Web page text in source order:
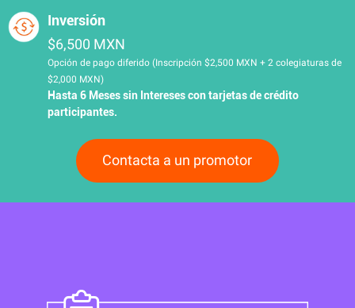
Inversión
$6,500 MXN
Opción de pago diferido (Inscripción $2,500 MXN + 2 colegiaturas de
$2,000 MXN)
Hasta 6 Meses sin Intereses con tarjetas de crédito
participantes.
Contacta a un promotor